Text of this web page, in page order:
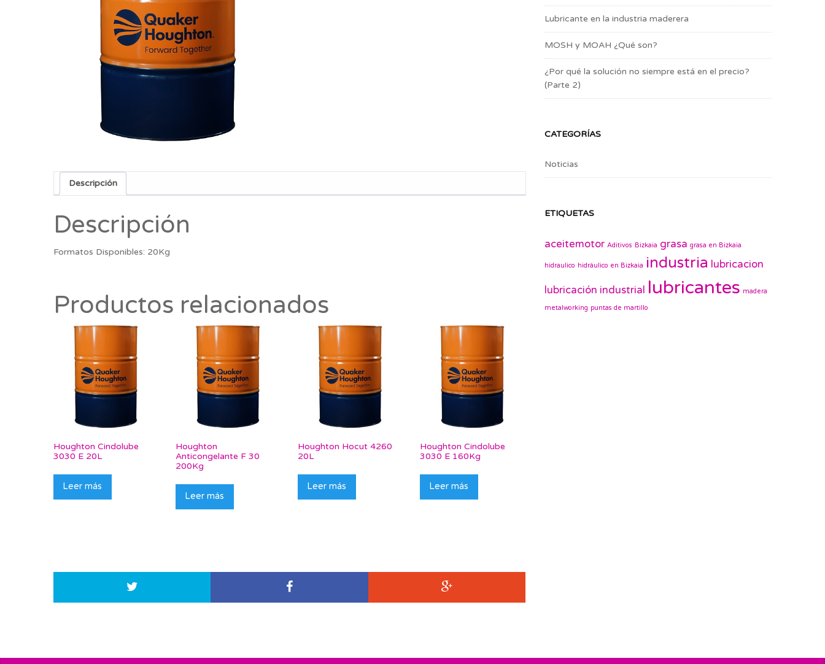
Descripción
Descripción
Formatos Disponibles: 20Kg
Productos relacionados
Houghton Cindolube
3030 E 20L
Leer más
Houghton
Anticongelante F 30
200Kg
Leer más
Houghton Hocut 4260
20L
Leer más
Houghton Cindolube
3030 E 160Kg
Leer más
Lubricante en la industria maderera
MOSH y MOAH ¿Qué son?
¿Por qué la solución no siempre está en el precio?
(Parte 2)
CATEGORÍAS
Noticias
ETIQUETAS
aceitemotor Aditivos Bizkaia grasa grasa en Bizkaia
hidraulico hidráulico en Bizkaia industria lubricacion
lubricación industrial lubricantes madera
metalworking puntas de martillo